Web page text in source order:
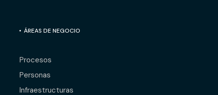
ÁREAS DE NEGOCIO
Procesos
Personas
Infraestructuras